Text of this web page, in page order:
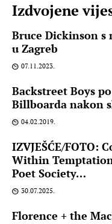
Izdvojene
Bruce Dickinson
u Zagreb
07.11.2023.
Backstreet Boys
Billboarda nakon
04.02.2019.
IZVJEŠĆE/FOTO:
Within
Poet Society…
30.07.2025.
Florence + the